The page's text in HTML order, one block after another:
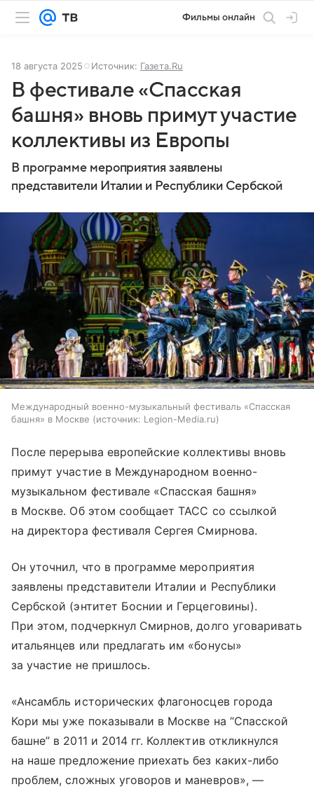
Фильмы онлайн
18 августа 2025 Источник: Газета.Ru
В фестивале «Спасская
башня» вновь примут участие
коллективы из Европы
В программе мероприятия заявлены
представители Италии и Республики Сербской
Международный военно-музыкальный фестиваль «Спасская
башня» в Москве
источник: Legion-Media.ru
После перерыва европейские коллективы вновь
примут участие в Международном военно-
музыкальном фестивале «Спасская башня»
в Москве. Об этом сообщает ТАСС со ссылкой
на директора фестиваля Сергея Смирнова.
Он уточнил, что в программе мероприятия
заявлены представители Италии и Республики
Сербской (энтитет Боснии и Герцеговины).
При этом, подчеркнул Смирнов, долго уговаривать
итальянцев или предлагать им «бонусы»
за участие не пришлось.
«Ансамбль исторических флагоносцев города
Кори мы уже показывали в Москве на “Спасской
башне” в 2011 и 2014 гг. Коллектив откликнулся
на наше предложение приехать без каких-либо
проблем, сложных уговоров и маневров», —